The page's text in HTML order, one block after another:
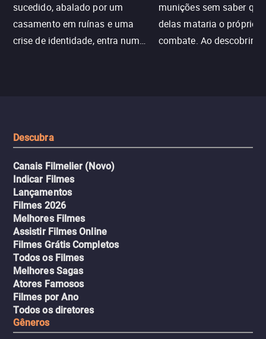
sucedido, abalado por um
casamento em ruínas e uma
crise de identidade, entra num
munições sem saber
delas mataria o próprio
combate. Ao descobrir a
Descubra
Canais Filmelier (Novo)
Indicar Filmes
Lançamentos
Filmes 2026
Melhores Filmes
Assistir Filmes Online
Filmes Grátis Completos
Todos os Filmes
Melhores Sagas
Atores Famosos
Filmes por Ano
Todos os diretores
Gêneros